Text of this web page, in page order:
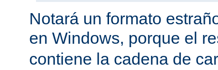
Notará un formato
en Windows, porque el
contiene la cadena de